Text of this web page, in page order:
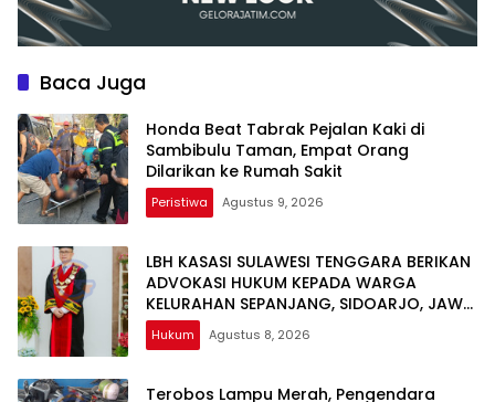
Baca Juga
Honda Beat Tabrak Pejalan Kaki di
Sambibulu Taman, Empat Orang
Dilarikan ke Rumah Sakit
Peristiwa Agustus 9, 2026
LBH KASASI SULAWESI TENGGARA BERIKAN
ADVOKASI HUKUM KEPADA WARGA
KELURAHAN SEPANJANG, SIDOARJO, JAWA
TIMUR
Hukum Agustus 8, 2026
Terobos Lampu Merah, Pengendara